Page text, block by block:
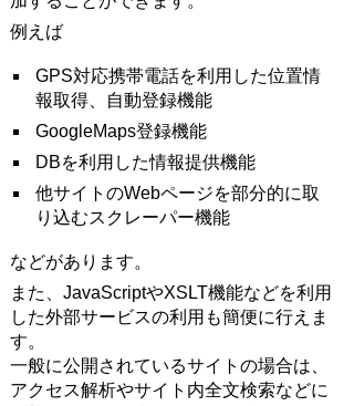
例えば
GPS対応携帯電話を利用した位置情
報取得、自動登録機能
GoogleMaps登録機能
DBを利用した情報提供機能
他サイトのWebページを部分的に取
り込むスクレーパー機能
などがあります。
また、JavaScriptやXSLT機能などを利用
した外部サービスの利用も簡便に行えま
す。
一般に公開されているサイトの場合は、
アクセス解析やサイト内全文検索などに